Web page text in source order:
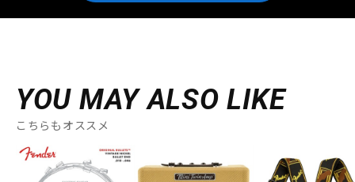
YOU MAY ALSO LIKE
こちらもオススメ